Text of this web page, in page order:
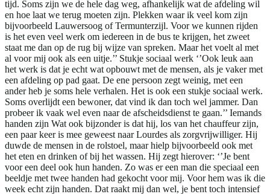
tijd. Soms zijn we de hele dag weg, afhankelijk wat de afdeling wil
en hoe laat we terug moeten zijn. Plekken waar ik veel kom zijn
bijvoorbeeld Lauwersoog of Termunterzijl. Voor we kunnen rijden
is het even veel werk om iedereen in de bus te krijgen, het zweet
staat me dan op de rug bij wijze van spreken. Maar het voelt al met
al voor mij ook als een uitje.’’ Stukje sociaal werk ‘’Ook leuk aan
het werk is dat je echt wat opbouwt met de mensen, als je vaker met
een afdeling op pad gaat. De ene persoon zegt weinig, met een
ander heb je soms hele verhalen. Het is ook een stukje sociaal werk.
Soms overlijdt een bewoner, dat vind ik dan toch wel jammer. Dan
probeer ik vaak wel even naar de afscheidsdienst te gaan.’’ Iemands
handen zijn Wat ook bijzonder is dat hij, los van het chauffeur zijn,
een paar keer is mee geweest naar Lourdes als zorgvrijwilliger. Hij
duwde de mensen in de rolstoel, maar hielp bijvoorbeeld ook met
het eten en drinken of bij het wassen. Hij zegt hierover: ‘’Je bent
voor een deel ook hun handen. Zo was er een man die speciaal een
beeldje met twee handen had gekocht voor mij. Voor hem was ik die
week echt zijn handen. Dat raakt mij dan wel, je bent toch intensief